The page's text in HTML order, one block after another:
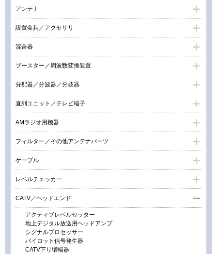
アンテナ
設置金具／アクセサリ
混合器
ブースター／周波数変換装置
分配器／分波器／分岐器
直列ユニット／テレビ端子
AMラジオ用機器
フィルター／その他アンテナパーツ
ケーブル
レベルチェッカー
CATV／ヘッドエンド
アクティブレベルセッター
地上デジタル放送用ヘッドアンプ
シグナルプロセッサー
パイロット信号発生器
CATV下り増幅器